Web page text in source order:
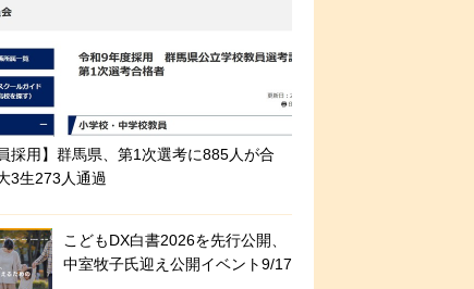
員採用】群馬県、第1次選考に885人が合
3生273人通過
こどもDX白書2026を先行公開、
中室牧子氏迎え公開イベント9/17